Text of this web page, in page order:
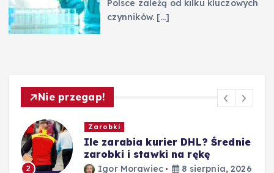
Polsce zależą od kilku kluczowych
czynników. […]
Nie przegap!
Zarobki
Ile zarabia nauczyciel
matematyki – średnie zarobki
według stażu